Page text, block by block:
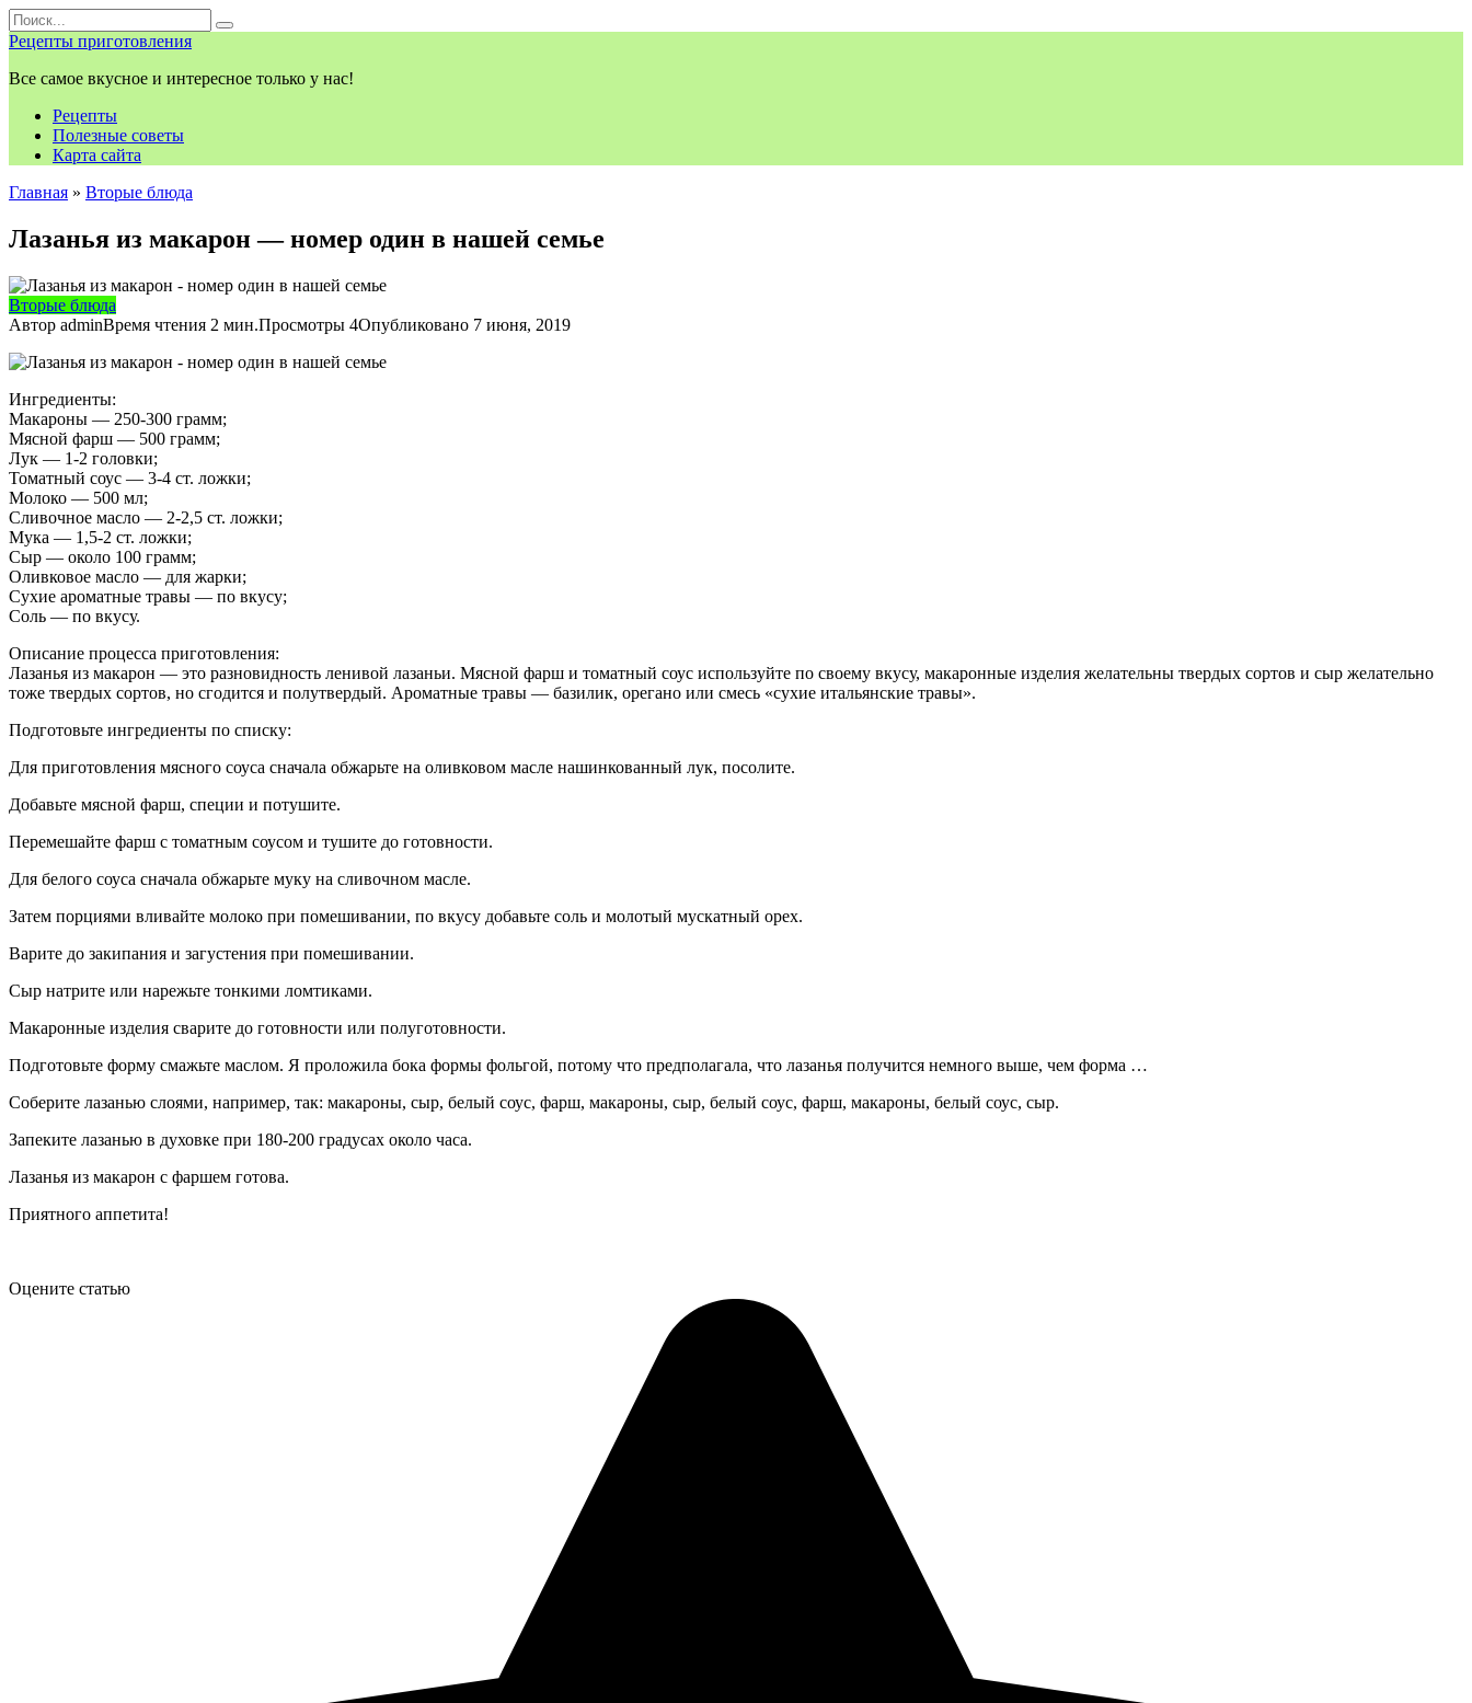
Перейти
к
контенту
Search
for:
Рецепты приготовления
Все самое вкусное и интересное только у нас!
Рецепты
Полезные советы
Карта сайта
Главная » Вторые блюда
Лазанья из макарон — номер один в нашей семье
Вторые блюда
Автор adminВремя чтения 2 мин.Просмотры 4Опубликовано 7 июня, 2019
Ингредиенты:
Макароны — 250-300 грамм;
Мясной фарш — 500 грамм;
Лук — 1-2 головки;
Томатный соус — 3-4 ст. ложки;
Молоко — 500 мл;
Сливочное масло — 2-2,5 ст. ложки;
Мука — 1,5-2 ст. ложки;
Сыр — около 100 грамм;
Оливковое масло — для жарки;
Сухие ароматные травы — по вкусу;
Соль — по вкусу.
Описание процесса приготовления:
Лазанья из макарон — это разновидность ленивой лазаньи. Мясной фарш и томатный соус используйте по своему вкусу, макаронные изделия желательны твердых сортов и сыр желательно
тоже твердых сортов, но сгодится и полутвердый. Ароматные травы — базилик, орегано или смесь «сухие итальянские травы».
Подготовьте ингредиенты по списку:
Для приготовления мясного соуса сначала обжарьте на оливковом масле нашинкованный лук, посолите.
Добавьте мясной фарш, специи и потушите.
Перемешайте фарш с томатным соусом и тушите до готовности.
Для белого соуса сначала обжарьте муку на сливочном масле.
Затем порциями вливайте молоко при помешивании, по вкусу добавьте соль и молотый мускатный орех.
Варите до закипания и загустения при помешивании.
Сыр натрите или нарежьте тонкими ломтиками.
Макаронные изделия сварите до готовности или полуготовности.
Подготовьте форму смажьте маслом. Я проложила бока формы фольгой, потому что предполагала, что лазанья получится немного выше, чем форма …
Соберите лазанью слоями, например, так: макароны, сыр, белый соус, фарш, макароны, сыр, белый соус, фарш, макароны, белый соус, сыр.
Запеките лазанью в духовке при 180-200 градусах около часа.
Лазанья из макарон с фаршем готова.
Приятного аппетита!
Оцените статью